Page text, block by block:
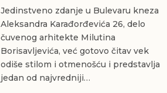
Jedinstveno zdanje u Bulevaru kneza
Aleksandra Karađorđevića 26, delo
čuvenog arhitekte Milutina
Borisavljevića, već gotovo čitav vek
odiše stilom i otmenošću i predstavlja
jedan od najvredniji…